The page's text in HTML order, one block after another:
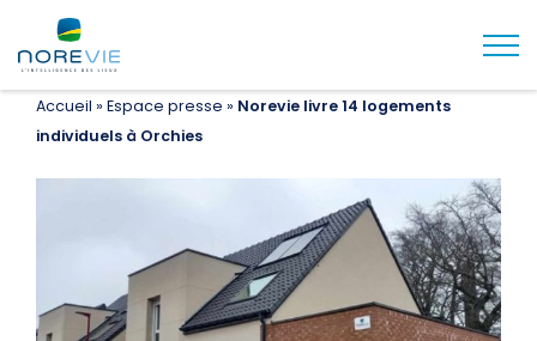
Accueil » Espace presse » Norevie livre 14 logements
individuels à Orchies